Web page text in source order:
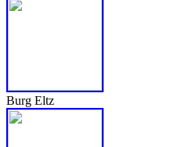
Burg Eltz